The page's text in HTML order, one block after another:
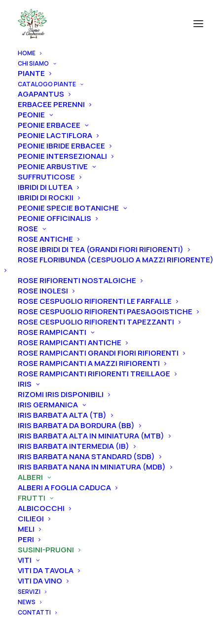
HOME
CHI SIAMO
PIANTE
CATALOGO PIANTE
AGAPANTUS
ERBACEE PERENNI
PEONIE
PEONIE ERBACEE
PEONIE LACTIFLORA
PEONIE IBRIDE ERBACEE
PEONIE INTERSEZIONALI
PEONIE ARBUSTIVE
SUFFRUTICOSE
IBRIDI DI LUTEA
IBRIDI DI ROCKII
PEONIE SPECIE BOTANICHE
PEONIE OFFICINALIS
ROSE
ROSE ANTICHE
ROSE IBRIDI DI TEA (GRANDI FIORI RIFIORENTI)
ROSE FLORIBUNDA (CESPUGLIO A MAZZI RIFIORENTE)
ROSE RIFIORENTI NOSTALGICHE
ROSE INGLESI
ROSE CESPUGLIO RIFIORENTI LE FARFALLE
ROSE CESPUGLIO RIFIORENTI PAESAGGISTICHE
ROSE CESPUGLIO RIFIORENTI TAPEZZANTI
ROSE RAMPICANTI
ROSE RAMPICANTI ANTICHE
ROSE RAMPICANTI GRANDI FIORI RIFIORENTI
ROSE RAMPICANTI A MAZZI RIFIORENTI
ROSE RAMPICANTI RIFIORENTI TREILLAGE
IRIS
RIZOMI IRIS DISPONIBILI
IRIS GERMANICA
IRIS BARBATA ALTA (TB)
IRIS BARBATA DA BORDURA (BB)
IRIS BARBATA ALTA IN MINIATURA (MTB)
IRIS BARBATA INTERMEDIA (IB)
IRIS BARBATA NANA STANDARD (SDB)
IRIS BARBATA NANA IN MINIATURA (MDB)
ALBERI
ALBERI A FOGLIA CADUCA
FRUTTI
ALBICOCCHI
CILIEGI
MELI
PERI
SUSINI-PRUGNI
VITI
VITI DA TAVOLA
VITI DA VINO
SERVIZI
NEWS
CONTATTI
Prugno “Formosa”
Prugno “Formosa”
18,00€
Maturazione: Fine Luglio
Autosterile – Si impollina con: “Sorriso di primavera”,
“Sangue di Drago”
Sapore: Dolce acidulo, molto equilibrato
Buccia: Giallo sfumato di rosa
Polpa: Giallo chiaro, semispicca
Forma: Grande
Curiosità: Varietà Antica, si consiglia il diradamento
per avere una buona pezzatura
Dimensione vaso
Svuota
Prugno
"Formosa"
quantità
Ordina subito questo prodotto!
Puoi acquistare ora questo prodotto contattandoci e
indicando la dimensione del vaso desiderata e la